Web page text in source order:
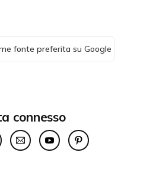
fonte preferita su Google
connesso